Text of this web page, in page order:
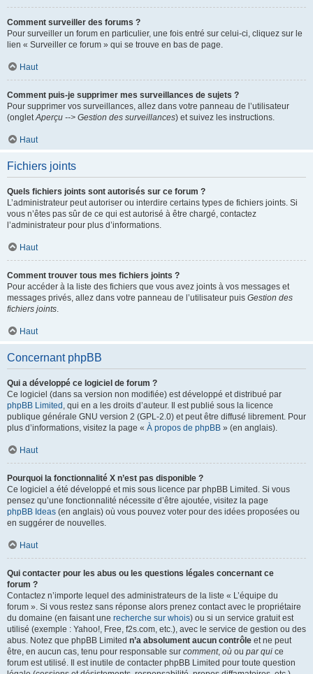
Comment surveiller des forums ?
Pour surveiller un forum en particulier, une fois entré sur celui-ci, cliquez sur le
lien « Surveiller ce forum » qui se trouve en bas de page.
Haut
Comment puis-je supprimer mes surveillances de sujets ?
Pour supprimer vos surveillances, allez dans votre panneau de l’utilisateur
(ongletAperçu --> Gestion des surveillances) et suivez les instructions.
Haut
Fichiers joints
Quels fichiers joints sont autorisés sur ce forum ?
L’administrateur peut autoriser ou interdire certains types de fichiers joints. Si
vous n’êtes pas sûr de ce qui est autorisé à être chargé, contactez
l’administrateur pour plus d’informations.
Haut
Comment trouver tous mes fichiers joints ?
Pour accéder à la liste des fichiers que vous avez joints à vos messages et
messages privés, allez dans votre panneau de l’utilisateur puis Gestion des
fichiers joints.
Haut
Concernant phpBB
Qui a développé ce logiciel de forum ?
Ce logiciel (dans sa version non modifiée) est développé et distribué par
phpBB Limited , qui en a les droits d’auteur. Il est publié sous la licence
publique générale GNU version 2 (GPL-2.0) et peut être diffusé librement. Pour
plus d’informations, visitez la page « À propos de phpBB » (en anglais).
Haut
Pourquoi la fonctionnalité X n’est pas disponible ?
Ce logiciel a été développé et mis sous licence par phpBB Limited. Si vous
pensez qu’une fonctionnalité nécessite d’être ajoutée, visitez la page
phpBB Ideas (en anglais) où vous pouvez voter pour des idées proposées ou
en suggérer de nouvelles.
Haut
Qui contacter pour les abus ou les questions légales concernant ce
forum ?
Contactez n’importe lequel des administrateurs de la liste « L’équipe du
forum ». Si vous restez sans réponse alors prenez contact avec le propriétaire
du domaine (en faisant une recherche sur whois) ou si un service gratuit est
utilisé (exemple : Yahoo!, Free, f2s.com, etc.), avec le service de gestion ou des
abus. Notez que phpBB Limited n’a absolument aucun contrôle et ne peut
être, en aucun cas, tenu pour responsable sur comment, où ou par qui ce
forum est utilisé. Il est inutile de contacter phpBB Limited pour toute question